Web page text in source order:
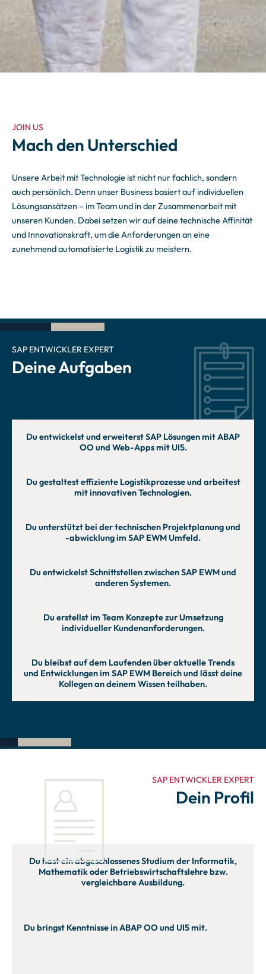
JOIN US
Mach den Unterschied
Unsere Arbeit mit Technologie ist nicht nur fachlich, sondern
auch persönlich. Denn unser Business basiert auf individuellen
Lösungsansätzen – im Team und in der Zusammenarbeit mit
unseren Kunden. Dabei setzen wir auf deine technische Affinität
und Innovationskraft, um die Anforderungen an eine
zunehmend automatisierte Logistik zu meistern.
SAP ENTWICKLER EXPERT
Deine Aufgaben
Du entwickelst und erweiterst SAP Lösungen mit ABAP
OO und Web-Apps mit UI5.
Du gestaltest effiziente Logistikprozesse und arbeitest
mit innovativen Technologien.
Du unterstützt bei der technischen Projektplanung und
-abwicklung im SAP EWM Umfeld.
Du entwickelst Schnittstellen zwischen SAP EWM und
anderen Systemen.
Du erstellst im Team Konzepte zur Umsetzung
individueller Kundenanforderungen.
Du bleibst auf dem Laufenden über aktuelle Trends
und Entwicklungen im SAP EWM Bereich und lässt deine
Kollegen an deinem Wissen teilhaben.
SAP ENTWICKLER EXPERT
Dein Profil
Du hast ein abgeschlossenes Studium der Informatik,
Mathematik oder Betriebswirtschaftslehre bzw.
vergleichbare Ausbildung.
Du bringst Kenntnisse in ABAP OO und UI5 mit.